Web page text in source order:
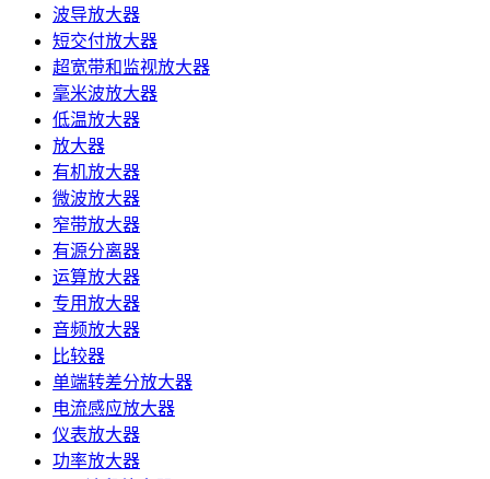
波导放大器
短交付放大器
超宽带和监视放大器
毫米波放大器
低温放大器
放大器
有机放大器
微波放大器
窄带放大器
有源分离器
运算放大器
专用放大器
音频放大器
比较器
单端转差分放大器
电流感应放大器
仪表放大器
功率放大器